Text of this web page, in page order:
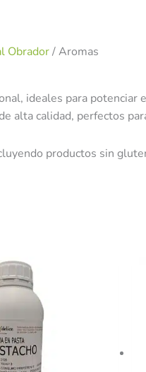
Obrador/ Aromas
ideales para
alta calidad, perfectos
productos sin